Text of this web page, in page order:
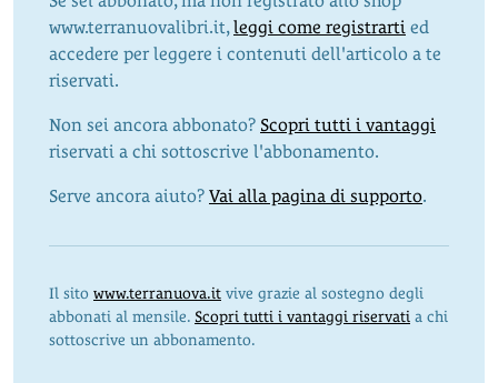
www.terranuovalibri.it,leggi come registrarti ed
accedere per leggere i contenuti dell'articolo a te
riservati.
Non sei ancora abbonato? Scopri tutti i vantaggi
riservati a chi sottoscrive l'abbonamento.
Serve ancora aiuto? Vai alla pagina di supporto.
Il sito www.terranuova.it vive grazie al sostegno degli
abbonati al mensile. Scopri tutti i vantaggi riservati a chi
sottoscrive un abbonamento.